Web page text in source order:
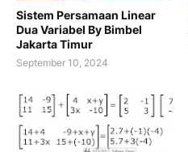
Sistem Persamaan Linear
Dua Variabel By Bimbel
Jakarta Timur
September 10, 2024